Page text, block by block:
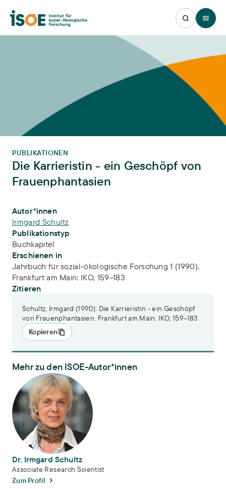
Open
PUBLIKATIONEN
Die Karrieristin - ein Geschöpf von
Frauenphantasien
Publikations-Infos
Autor*innen
Irmgard Schultz
Publikationstyp
Buchkapitel
Erschienen in
Jahrbuch für sozial-ökologische Forschung 1 (1990).
Frankfurt am Main: IKO, 159–183
Zitieren
Schultz, Irmgard (1990): Die Karrieristin - ein Geschöpf
von Frauenphantasien. Frankfurt am Main: IKO, 159–183
Kopieren
Mehr zu den ISOE-Autor*innen
Dr. Irmgard Schultz
Dr. Irmgard Schultz
Associate Research Scientist
Zum Profil